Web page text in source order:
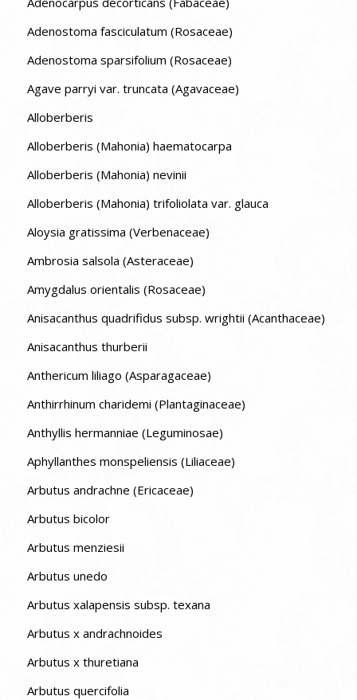
Adenostoma fasciculatum (Rosaceae)
Adenostoma sparsifolium (Rosaceae)
Agave parryi var. truncata (Agavaceae)
Alloberberis
Alloberberis (Mahonia) haematocarpa
Alloberberis (Mahonia) nevinii
Alloberberis (Mahonia) trifoliolata var. glauca
Aloysia gratissima (Verbenaceae)
Ambrosia salsola (Asteraceae)
Amygdalus orientalis (Rosaceae)
Anisacanthus quadrifidus subsp. wrightii (Acanthaceae)
Anisacanthus thurberii
Anthericum liliago (Asparagaceae)
Anthirrhinum charidemi (Plantaginaceae)
Anthyllis hermanniae (Leguminosae)
Aphyllanthes monspeliensis (Liliaceae)
Arbutus andrachne (Ericaceae)
Arbutus bicolor
Arbutus menziesii
Arbutus unedo
Arbutus xalapensis subsp. texana
Arbutus x andrachnoides
Arbutus x thuretiana
Arbutus quercifolia